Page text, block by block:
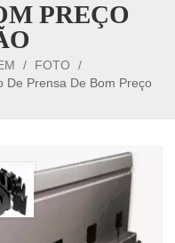
PREÇO
/ FOTO
/
Prensa De Bom Preço